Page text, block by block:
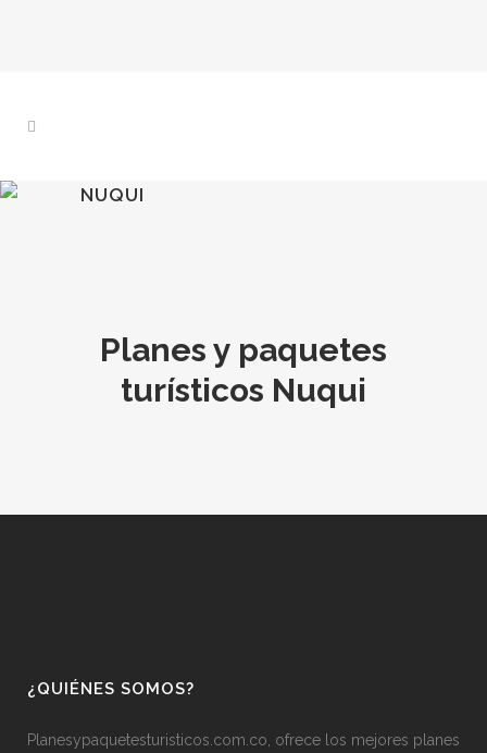
NUQUI
Planes y paquetes
turísticos Nuqui
¿QUIÉNES SOMOS?
Planesypaquetesturisticos.com.co, ofrece los mejores planes